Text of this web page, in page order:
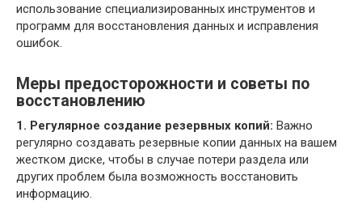
использование специализированных инструментов и
программ для восстановления данных и исправления
ошибок.
Меры предосторожности и советы по
восстановлению
1. Регулярное создание резервных копий: Важно
регулярно создавать резервные копии данных на вашем
жестком диске, чтобы в случае потери раздела или
других проблем была возможность восстановить
информацию.